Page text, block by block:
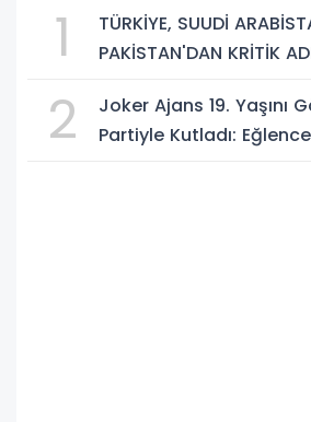
1
TÜRKİYE, SUUDİ
PAKİSTAN'DAN KRİTİK
2
Joker Ajans 19. Yaşını
Partiyle Kutladı: